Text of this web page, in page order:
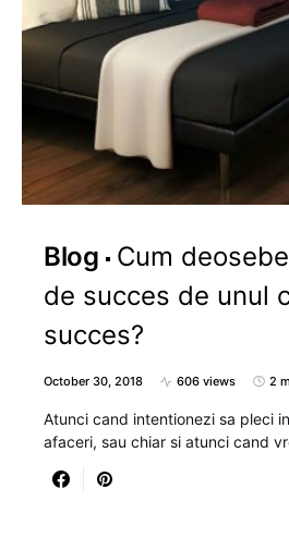
Blog
Cum
de succes de unul
succes?
October 30, 2018 606 views 2
Atunci cand intentionezi sa pleci
afaceri, sau chiar si atunci cand